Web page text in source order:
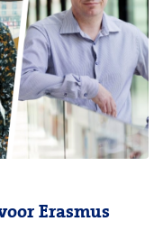
Erasmus